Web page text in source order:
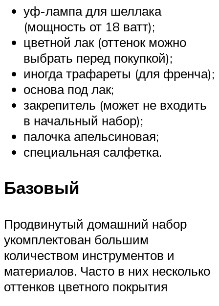
уф-лампа для шеллака
(мощность от 18 ватт);
цветной лак (оттенок можно
выбрать перед покупкой);
иногда трафареты (для френча);
основа под лак;
закрепитель (может не входить
в начальный набор);
палочка апельсиновая;
специальная салфетка.
Базовый
Продвинутый домашний набор
укомплектован большим
количеством инструментов и
материалов. Часто в них несколько
оттенков цветного покрытия